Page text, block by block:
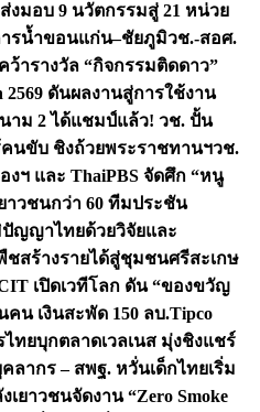
งมอบ 9 นวัตกรรมสู่ 21 หน่วย
ารน้ำขอนแก่น–ชัยภูมิวช.-สอศ.
ารางวัล “กิจกรรมติดดาว”
2569 ดันผลงานสู่การใช้งาน
าม 2 ได้แชมป์แล้ว! วช. ปั้น
นขับ ชิงถ้วยพระราชทานฯวช.
ฯ และ ThaiPBS จัดศึก “หนู
าวชนกว่า 60 ทีมประชัน
ญญาไทยด้วยวิจัยและ
สร้างรายได้สู่ชุมชนศรีสะเกษ
เปิดเวทีโลก ดัน “ของขวัญ
น เงินสะพัด 150 ลบ.Tipco
ไทยบุกตลาดเวลเนส มุ่งชิงแชร์
ลากร – สพฐ. หวั่นเด็กไทยเริ่ม
ยาวชนจัดงาน “Zero Smoke